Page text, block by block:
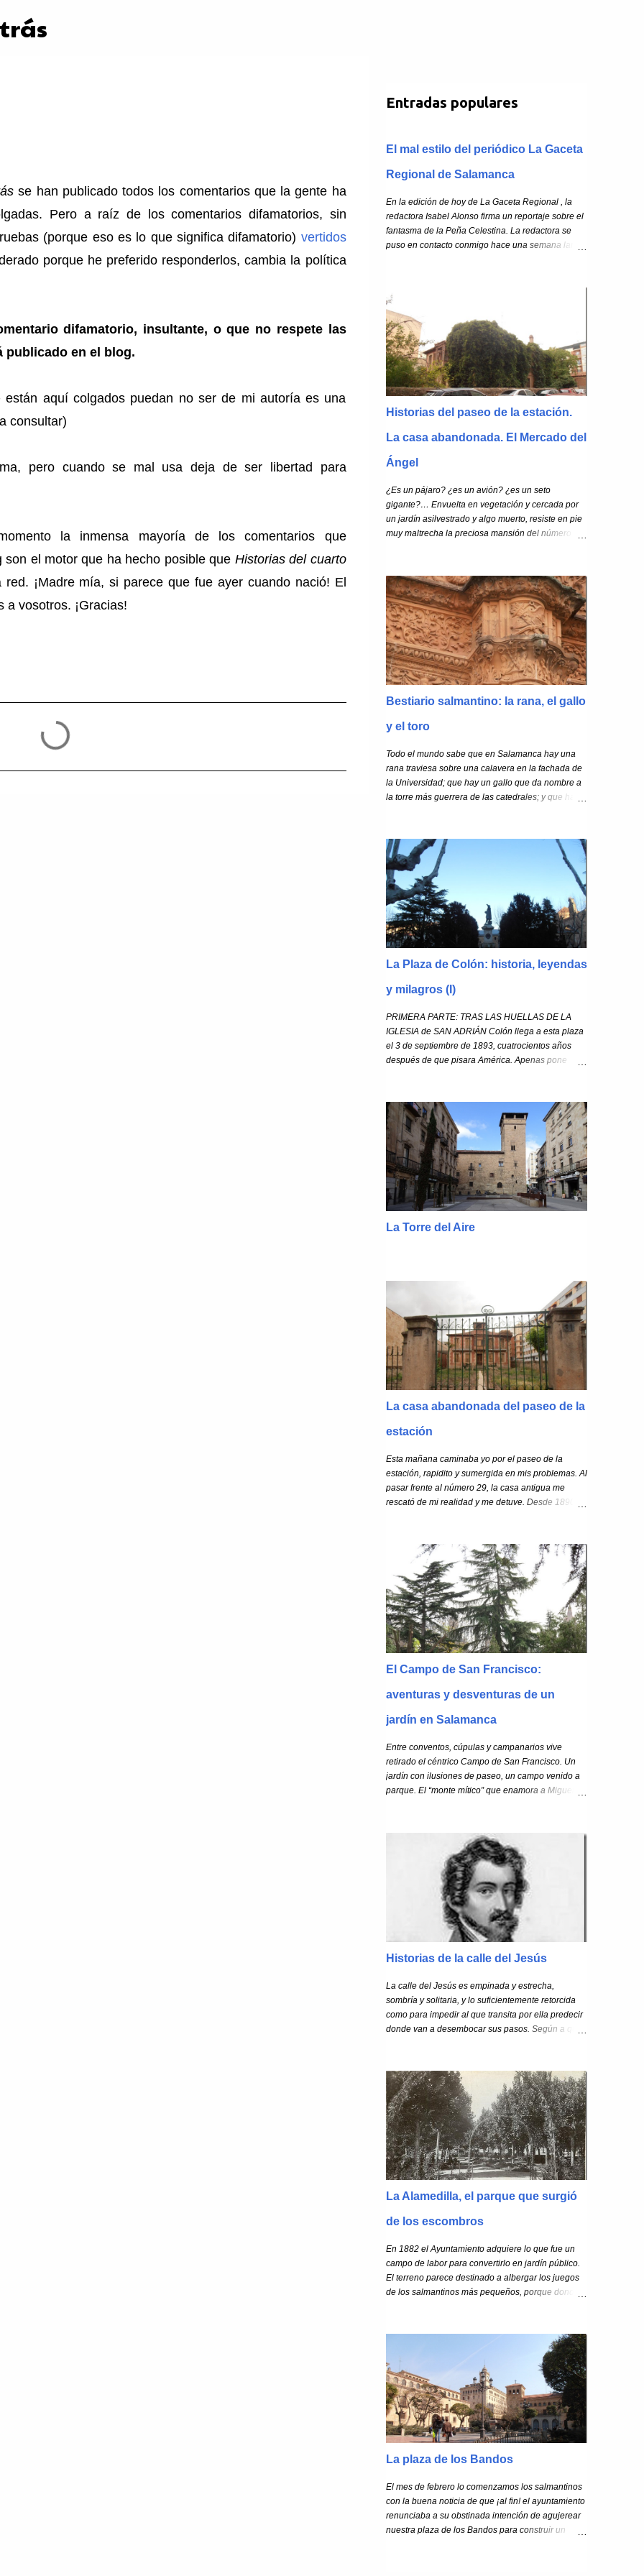
se han publicado todos los comentarios que la gente ha
Pero a raíz de los comentarios difamatorios, sin
(porque eso es lo que significa difamatorio) vertidos
porque he preferido responderlos, cambia la política
difamatorio, insultante, o que no respete las
publicado en el blog.
aquí colgados puedan no ser de mi autoría es una
consultar)
pero cuando se mal usa deja de ser libertad para
la inmensa mayoría de los comentarios que
el motor que ha hecho posible que Historias del cuarto
¡Madre mía, si parece que fue ayer cuando nació! El
a vosotros. ¡Gracias!
Entradas populares
El mal estilo del periódico La Gaceta
Regional de Salamanca
En la edición de hoy de La Gaceta Regional , la
redactora Isabel Alonso firma un reportaje sobre el
fantasma de la Peña Celestina. La redactora se
puso en contacto conmigo hace una semana larga,
Historias del paseo de la estación.
La casa abandonada. El Mercado del
Ángel
¿Es un pájaro? ¿es un avión? ¿es un seto
gigante?… Envuelta en vegetación y cercada por
un jardín asilvestrado y algo muerto, resiste en pie
muy maltrecha la preciosa mansión del número 29
Bestiario salmantino: la rana, el gallo
y el toro
Todo el mundo sabe que en Salamanca hay una
rana traviesa sobre una calavera en la fachada de
la Universidad; que hay un gallo que da nombre a
la torre más guerrera de las catedrales; y que hay
La Plaza de Colón: historia, leyendas
y milagros (I)
PRIMERA PARTE: TRAS LAS HUELLAS DE LA
IGLESIA de SAN ADRIÁN Colón llega a esta plaza
el 3 de septiembre de 1893, cuatrocientos años
después de que pisara América. Apenas pone
estatua de Colón contempla desde su altura
histórica el ajetreo charro, sin que ese mundo
oscuro que sostiene se le vaya de las manos; y eso
que no es fácil aceptar que el camino que
emprendes hacia las Indias acabe llevándote a
América, pero así es la vida…. La historia de esta
plaza se podría contar a través de los diferentes
nombres que ha tenido: plaza de San Adrián ,
Nombres de los edificios que una vez se
llenaron la plazuela de historias y leyendas. Vamos
a repasarlas
La Torre del Aire
La casa abandonada del paseo de la
estación
Esta mañana caminaba yo por el paseo de la
estación, rapidito y sumergida en mis problemas. Al
pasar frente al número 29, la casa antigua me
rescató de mi realidad y me detuve. Desde 1890,
esta casa en otra entrada , y de lo ligada que está
al nacimiento del paseo de la Estación, la llegada
del ferrocarril y el desarrollo de esta parte de la
ciudad. La casa ha sobrevivido a una gran
inundación en el pasado y a varios incendios y
grupos de okupas en el presente. Ha sido olvidada,
saqueada, abandonada, invadida por extraños que
no la querían, y colonizada por una vegetación casi
El Campo de San Francisco:
aventuras y desventuras de un
jardín en Salamanca
Entre conventos, cúpulas y campanarios vive
retirado el céntrico Campo de San Francisco. Un
jardín con ilusiones de paseo, un campo venido a
parque. El “monte mítico” que enamora a Miguel de
persona la está armando “caballero andante de las
Historias de la calle del Jesús
La calle del Jesús es empinada y estrecha,
sombría y solitaria, y lo suficientemente retorcida
como para impedir al que transita por ella predecir
donde van a desembocar sus pasos. Según a qué
decidió situar en esta calle la historia de terror que
sucede en El estudiante de Salamanca
La Alamedilla, el parque que surgió
de los escombros
En 1882 el Ayuntamiento adquiere lo que fue un
campo de labor para convertirlo en jardín público.
El terreno parece destinado a albergar los juegos
de los salmantinos más pequeños, porque donde
Así lo recuerdan en el Adelanto del viernes 15 de
julio de 1898: En la grande hondonada que había
en la antigua Alamedilla, y que recordarán los que
no sean muy jóvenes, porque acaso de niños irían
allí a solazarse con los corderos o a jugar los
domingos a la lotería. El Ayuntamiento se
encuentra por tanto con que ha adquirido un
terreno en el que existe una hondonada de
suficiente complicación urbanística, deben contar
del ferrocarril a Portugal. Así que lo primero que
tiene que afrontar el Ayuntamiento es rellenar tan
agujereado terreno. ...
La plaza de los Bandos
El mes de febrero lo comenzamos los salmantinos
con la buena noticia de que ¡al fin! el ayuntamiento
renunciaba a su obstinada intención de agujerear
nuestra plaza de los Bandos para construir un